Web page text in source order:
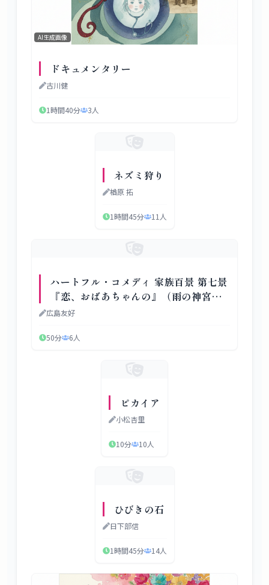
AI生成画像
ドキュメンタリー
古川健
1時間40分 3人
ネズミ狩り
楢原 拓
1時間45分 11 人
ハートフル・コメディ 家族百景 第七景
『恋、おばあちゃんの』（雨の神宮外
苑編）
広島友好
50分 6人
ピカイア
小松杏里
10分 10人
ひびきの石
日下部信
1時間45分 14人